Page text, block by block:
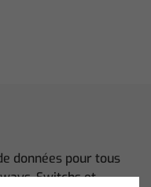
données pour tous
Switchs et